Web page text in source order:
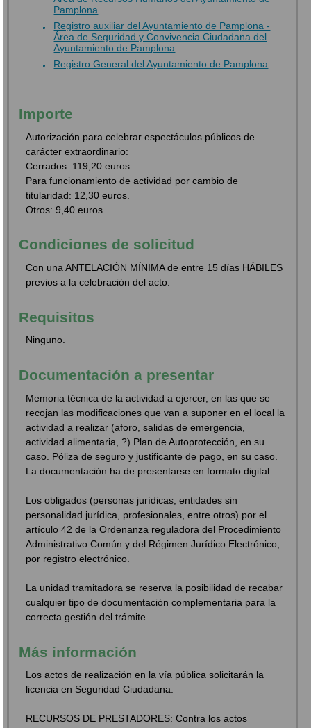
Pamplona
Registro auxiliar del Ayuntamiento de Pamplona -
Área de Seguridad y Convivencia Ciudadana del
Ayuntamiento de Pamplona
Registro General del Ayuntamiento de Pamplona
Importe
Autorización para celebrar espectáculos públicos de
carácter extraordinario:
Cerrados: 119,20 euros.
Para funcionamiento de actividad por cambio de
titularidad: 12,30 euros.
Otros: 9,40 euros.
Condiciones de solicitud
Con una ANTELACIÓN MÍNIMA de entre 15 días HÁBILES
previos a la celebración del acto.
Requisitos
Ninguno.
Documentación a presentar
Memoria técnica de la actividad a ejercer, en las que se
recojan las modificaciones que van a suponer en el local la
actividad a realizar (aforo, salidas de emergencia,
actividad alimentaria, ?) Plan de Autoprotección, en su
caso. Póliza de seguro y justificante de pago, en su caso.
La documentación ha de presentarse en formato digital.
Los obligados (personas jurídicas, entidades sin
personalidad jurídica, profesionales, entre otros) por el
artículo 42 de la Ordenanza reguladora del Procedimiento
Administrativo Común y del Régimen Jurídico Electrónico,
por registro electrónico.
La unidad tramitadora se reserva la posibilidad de recabar
cualquier tipo de documentación complementaria para la
correcta gestión del trámite.
Más información
Los actos de realización en la vía pública solicitarán la
licencia en Seguridad Ciudadana.
RECURSOS DE PRESTADORES: Contra los actos